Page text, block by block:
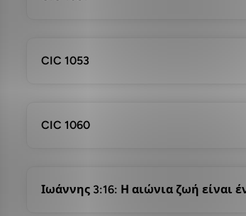
CIC 1053
CIC 1060
Ιωάννης 3:16: Η αιώνια ζωή είναι